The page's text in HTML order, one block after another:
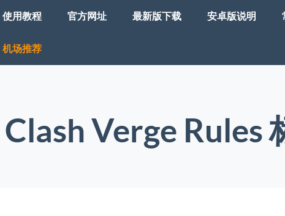
使用教程 官方网址 最新版下载 安卓版说明
机场推荐
Clash Verge Rules